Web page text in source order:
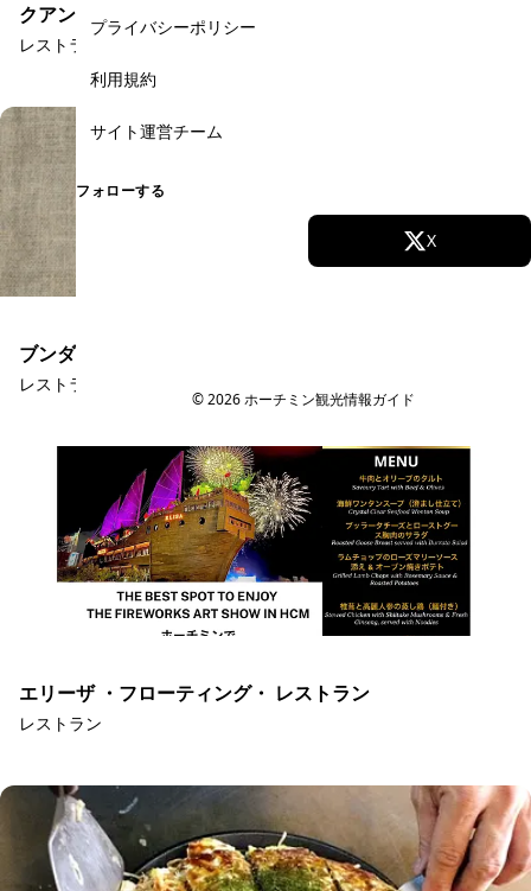
プライバシーポリシー
利用規約
サイト運営チーム
フォローする
X
© 2026 ホーチミン観光情報ガイド
クアン・ブイ
レストラン
ブンダウ・ホームメイド レライ店
レストラン
エリーザ ・フローティング・ レストラン
レストラン